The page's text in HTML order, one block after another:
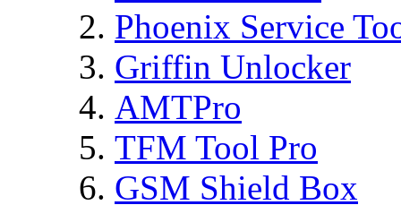
Phoenix Service
Griffin Unlocker
AMTPro
TFM Tool Pro
GSM Shield Box